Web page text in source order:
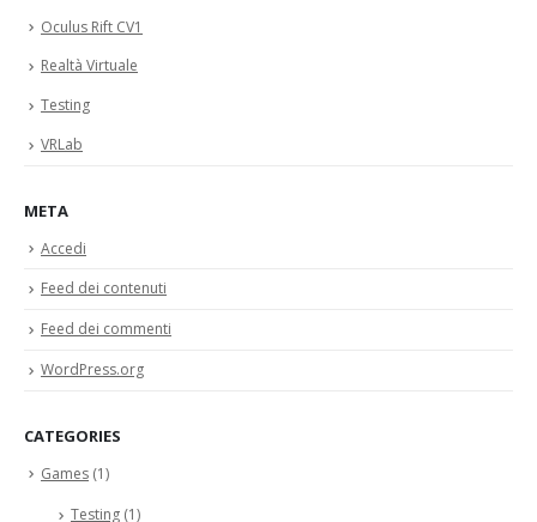
Oculus Rift CV1
Realtà Virtuale
Testing
VRLab
META
Accedi
Feed dei contenuti
Feed dei commenti
WordPress.org
CATEGORIES
Games (1)
Testing (1)